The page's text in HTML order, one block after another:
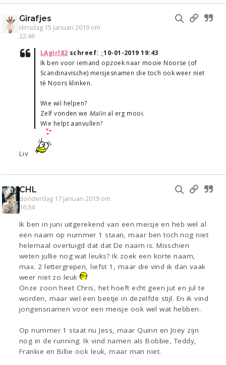
Girafjes
dinsdag 15 januari 2019 om
22:46
LAgirl82 schreef: ↑10-01-2019 19:43
Ik ben voor iemand opzoek naar mooie Noorse (of
Scandinavische) meisjesnamen die toch ook weer niet
té Noors klinken.
Wie wil helpen?
Zelf vonden we Malinal erg mooi.
Wie helpt aanvullen?
Liv
CHL
donderdag 17 januari 2019 om
16:34
Ik ben in juni uitgerekend van een meisje en heb wel al
een naam op nummer 1 staan, maar ben toch nog niet
helemaal overtuigd dat dat De naam is. Misschien
weten jullie nog wat leuks? Ik zoek een korte naam,
max. 2 lettergrepen, liefst 1, maar die vind ik dan vaak
weer niet zo leuk
Onze zoon heet Chris, het hoeft echt geen jut en jul te
worden, maar wel een beetje in dezelfde stijl. En ik vind
jongensnamen voor een meisje ook wel wat hebben.
Op nummer 1 staat nu Jess, maar Quinn en Joey zijn
nog in de running. Ik vind namen als Bobbie, Teddy,
Frankie en Billie ook leuk, maar man niet.